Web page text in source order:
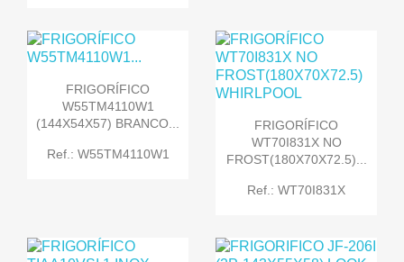
FRIGORÍFICO
W55TM4110W1
(144X54X57) BRANCO...
Ref.: W55TM4110W1
FRIGORÍFICO
WT70I831X NO
FROST(180X70X72.5)...
Ref.: WT70I831X